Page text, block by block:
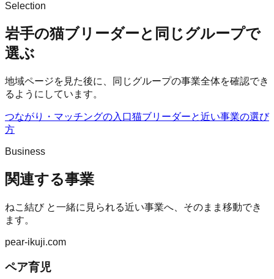
Selection
岩手の猫ブリーダーと同じグループで
選ぶ
地域ページを見た後に、同じグループの事業全体を確認でき
るようにしています。
つながり・マッチングの入口猫ブリーダーと近い事業の選び
方
Business
関連する事業
ねこ結びと一緒に見られる近い事業へ、そのまま移動でき
ます。
pear-ikuji.com
ペア育児